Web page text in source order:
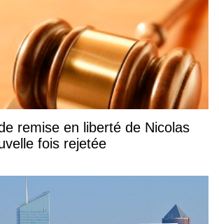
remise en liberté de Nicolas
fois rejetée